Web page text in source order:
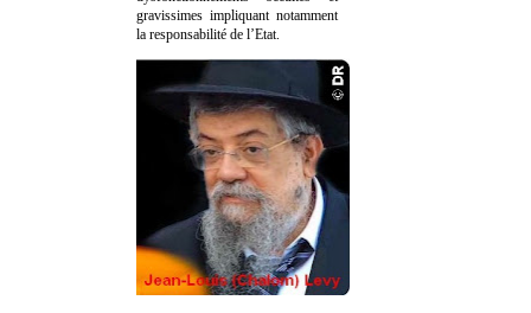
gravissimes impliquant notamment
la responsabilité de l’Etat.